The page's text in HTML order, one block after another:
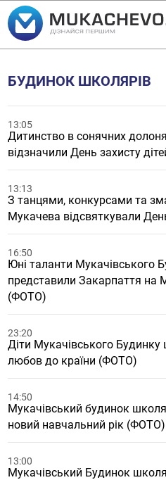
БУДИНОК ШКОЛЯРІВ
13:05
Дитинство в сонячних
відзначили День захисту
13:13
З танцями, конкурсами та
Мукачева відсвяткували
16:50
Юні таланти Мукачівського
представили Закарпаття на
(ФОТО)
23:20
Діти Мукачівського
любов до країни (ФОТО)
14:50
Мукачівський будинок
новий навчальний рік (ФОТО)
13:00
Мукачівський Будинок